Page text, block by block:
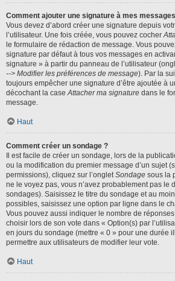
Comment ajouter une signature à mes
Vous devez d’abord créer une signature depuis
l’utilisateur. Une fois créée, vous pouvez cocher
le formulaire de rédaction de message. Vous
signature par défaut à tous vos messages en
signature » à partir du panneau de l’utilisateur
--> Modifier les préférences de message). Par la
toujours empêcher une signature d’être ajoutée à
décochant la caseAttacher ma signature dans le
message.
Haut
Comment créer un sondage ?
Il est facile de créer un sondage, lors de la
ou la modification du premier message d’un sujet
permissions), cliquez sur l’ongletSondage sous la
ne le voyez pas, vous n’avez probablement pas le
sondages). Saisissez le titre du sondage et au
possibles, saisissez une option par ligne dans le
Vous pouvez aussi indiquer le nombre de
choisir lors de son vote dans « Option(s) par
en jours du sondage (mettre « 0 » pour une durée
permettre aux utilisateurs de modifier leur vote.
Haut